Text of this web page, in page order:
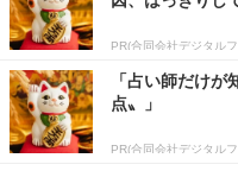
PR(合同会社デジタル
「占い師だけ
点〟」
PR(合同会社デジタル